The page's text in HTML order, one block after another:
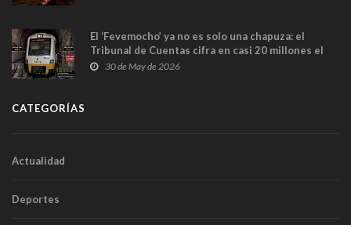
El ‘Fevemocho’ ya no es solo una chapuza: el
Tribunal de Cuentas cifra en casi 20 millones el
sobrecoste de los trenes que no cabían por los
30 de May de 2026
CATEGORÍAS
Actualidad
Deportes